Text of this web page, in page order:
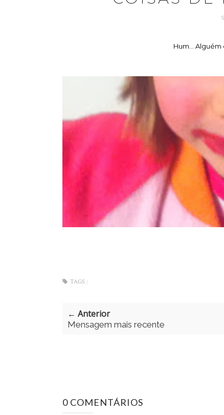
Hum... Alguém
TAGS :
← Anterior
Mensagem mais recente
0 COMENTÁRIOS